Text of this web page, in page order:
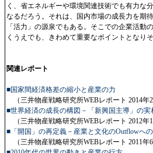
く、省エネルギーや環境関連技術でも有力な
なるだろう。それは、国内市場の成長力を期
「活力」の源泉でもある。そこでの企業活
くうえでも、きわめて重要なポイントとなり
関連レポート
■国家間経済格差の縮小と産業の力
（三井物産戦略研究所WEBレポート 2014年
■世界経済の成長の構図－「新興国主導」の実
（三井物産戦略研究所WEBレポート 2012年
■「開国」の再定義－産業と文化のOutflowへ
（三井物産戦略研究所WEBレポート 2011年